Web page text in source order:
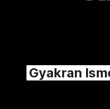
Gyakran